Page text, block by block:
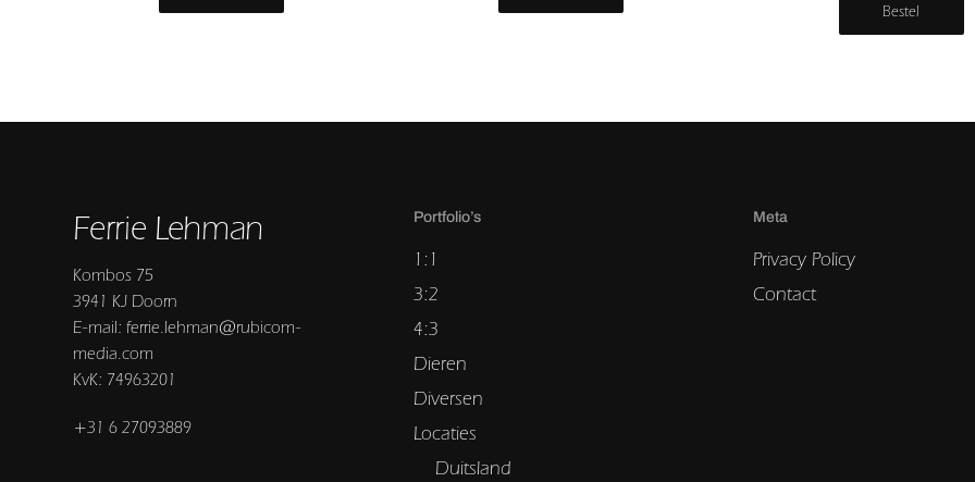
Bestel
Ferrie Lehman
Kombos 75
3941 KJ Doorn
E-mail: ferrie.lehman@rubicom-
media.com
KvK: 74963201
+31 6 27093889
Portfolio’s
1:1
3:2
4:3
Dieren
Diversen
Locaties
Duitsland
Meta
Privacy Policy
Contact